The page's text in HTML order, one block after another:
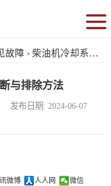
故障 › 柴油机冷却系统故障诊断与排除方法
与排除方法
发布日期: 2024-06-07
微博 人人网 微信